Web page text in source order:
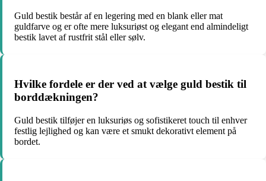
Guld bestik består af en legering med en blank eller mat
guldfarve og er ofte mere luksuriøst og elegant end almindeligt
bestik lavet af rustfrit stål eller sølv.
Hvilke fordele er der ved at vælge guld bestik til
borddækningen?
Guld bestik tilføjer en luksuriøs og sofistikeret touch til enhver
festlig lejlighed og kan være et smukt dekorativt element på
bordet.